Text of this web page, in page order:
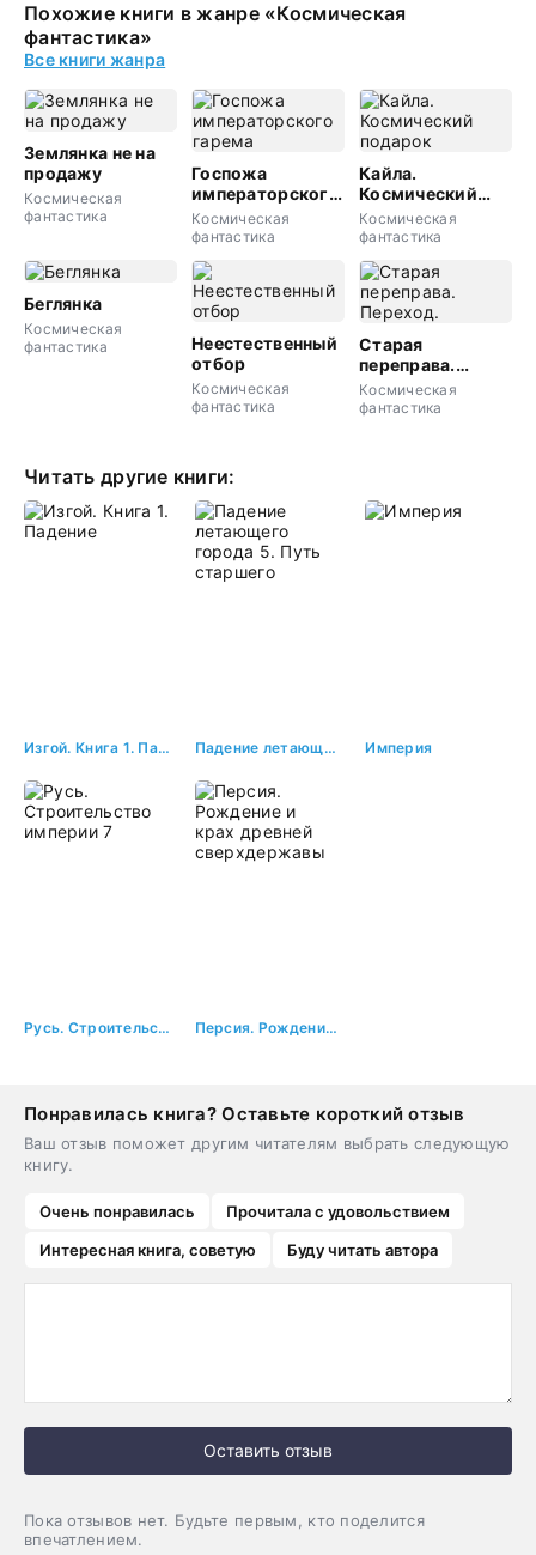
Похожие книги в жанре «Космическая
фантастика»
Все книги жанра
Землянка не на
продажу
Космическая
фантастика
Госпожа
императорского
гарема
Космическая
фантастика
Кайла.
Космический
подарок
Космическая
фантастика
Беглянка
Космическая
фантастика
Неестественный
отбор
Космическая
фантастика
Старая
переправа.
Переход.
Космическая
фантастика
Читать другие книги:
Изгой. Книга 1. Падение Падение летающего города 5. Путь старшего Империя
Русь. Строительство империи 7 Персия. Рождение и крах древней сверхдержавы
Понравилась книга? Оставьте короткий отзыв
Ваш отзыв поможет другим читателям выбрать следующую
книгу.
Очень понравилась
Прочитала с удовольствием
Интересная книга, советую
Буду читать автора
Оставить отзыв
Пока отзывов нет. Будьте первым, кто поделится
впечатлением.